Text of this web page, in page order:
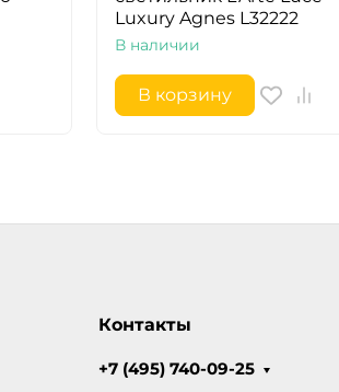
Luxury Agnes L32222
В наличии
В корзину
Контакты
+7 (495) 740-09-25